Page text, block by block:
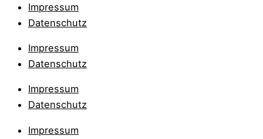
Impressum
Datenschutz
Impressum
Datenschutz
Impressum
Datenschutz
Impressum